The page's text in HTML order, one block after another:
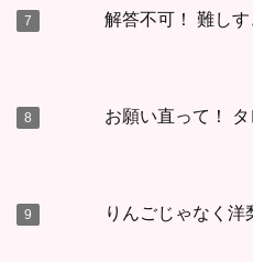
解答不可！ 難し
お願い直って！
りんごじゃなく